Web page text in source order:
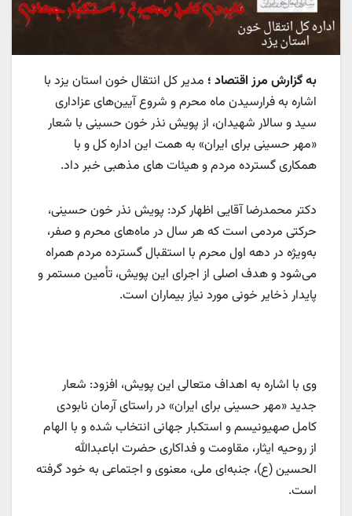
به گزارش مرز اقتصاد ؛ مدیر کل انتقال خون استان یزد با
اشاره به فرارسیدن ماه محرم و شروع آیین‌های عزاداری
سید و سالار شهیدان، از پویش نذر خون حسینی با شعار
«مهر حسینی برای ایران» به همت این اداره‌ کل و با
همکاری گسترده مردم و هیئات های مذهبی خبر داد.
دکتر محمدرضا آقایی اظهار کرد: پویش نذر خون حسینی،
حرکتی مردمی است که هر سال در ماه‌های محرم و صفر،
به‌ویژه در دهه اول محرم با استقبال گسترده مردم همراه
می‌شود و هدف اصلی از اجرای این پویش، تأمین مستمر و
پایدار ذخایر خونی مورد نیاز بیماران است.
وی با اشاره به اهداف متعالی این پویش، افزود: شعار
جدید «مهر حسینی برای ایران» در راستای آرمان نابودی
کامل صهیونیسم و استکبار جهانی انتخاب شده و با الهام
از روحیه ایثار، مقاومت و فداکاری حضرت اباعبدالله
الحسین (ع)، جنبه‌ای ملی، معنوی و اجتماعی به خود گرفته
است.